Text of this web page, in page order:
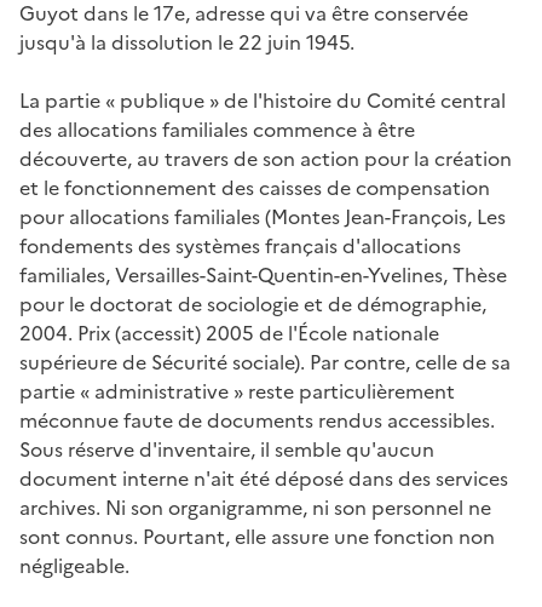
Guyot dans le 17e, adresse qui va être conservée
jusqu'à la dissolution le 22 juin 1945.
La partie « publique » de l'histoire du Comité central
des allocations familiales commence à être
découverte, au travers de son action pour la création
et le fonctionnement des caisses de compensation
pour allocations familiales (Montes Jean-François, Les
fondements des systèmes français d'allocations
familiales, Versailles-Saint-Quentin-en-Yvelines, Thèse
pour le doctorat de sociologie et de démographie,
2004. Prix (accessit) 2005 de l'École nationale
supérieure de Sécurité sociale). Par contre, celle de sa
partie « administrative » reste particulièrement
méconnue faute de documents rendus accessibles.
Sous réserve d'inventaire, il semble qu'aucun
document interne n'ait été déposé dans des services
archives. Ni son organigramme, ni son personnel ne
sont connus. Pourtant, elle assure une fonction non
négligeable.